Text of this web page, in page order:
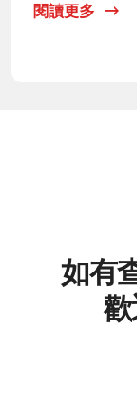
閱讀更多
如有
歡